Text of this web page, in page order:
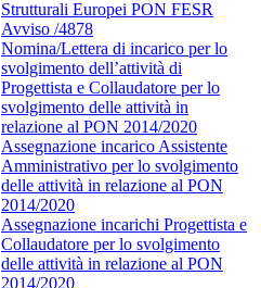
Strutturali Europei PON FESR
Avviso /4878
Nomina/Lettera di incarico per lo
svolgimento dell’attività di
Progettista e Collaudatore per lo
svolgimento delle attività in
relazione al PON 2014/2020
Assegnazione incarico Assistente
Amministrativo per lo svolgimento
delle attività in relazione al PON
2014/2020
Assegnazione incarichi Progettista e
Collaudatore per lo svolgimento
delle attività in relazione al PON
2014/2020